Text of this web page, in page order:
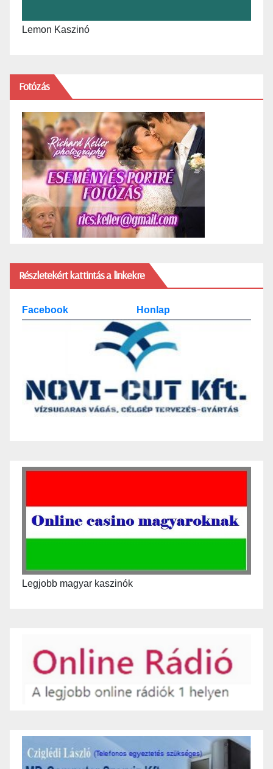
Lemon Kaszinó
Fotózás
Részletekért kattintás a linkekre
Facebook Honlap
Legjobb magyar kaszinók